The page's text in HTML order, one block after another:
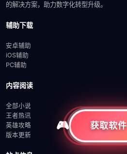
的解决方案，助力数字化转型升级。
辅助下载
安卓辅助
iOS辅助
PC辅助
内容阅读
全部小说
王者热讯
英雄攻略
版本更新
获取软件